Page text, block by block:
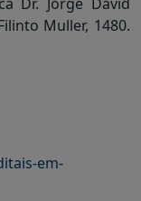
Muller, 1480.
em-